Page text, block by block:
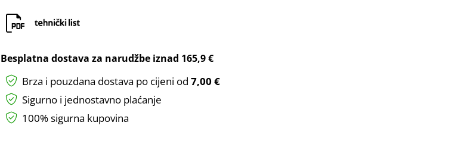
PARMA
Besplatna dostava za narudžbe iznad 165,9 €
Brza i pouzdana dostava po cijeni od 7,00 €
Sigurno i jednostavno plaćanje
100% sigurna kupovina